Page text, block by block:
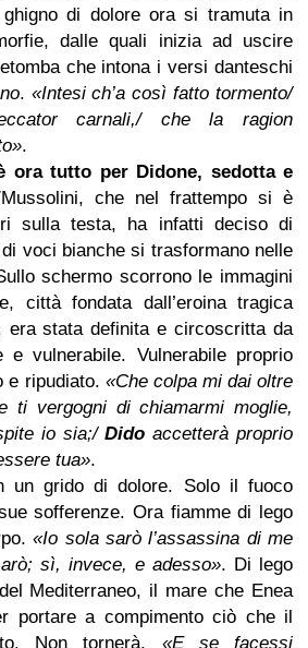
di dolore ora si tramuta in
dalle quali inizia ad uscire
che intona i versi danteschi
. «Intesi ch’a così fatto tormento/
carnali,/ che la ragion
.
ora tutto per Didone, sedotta e
che nel frattempo si è
sulla testa, ha infatti deciso di
voci bianche si trasformano nelle
schermo scorrono le immagini
città fondata dall’eroina tragica
era stata definita e circoscritta da
e vulnerabile. Vulnerabile proprio
e ripudiato. «Che colpa mi dai oltre
ti vergogni di chiamarmi moglie,
io sia;/Dido accetterà proprio
tua».
un grido di dolore. Solo il fuoco
sofferenze. Ora fiamme di lego
«Io sola sarò l’assassina di me
sì, invece, e adesso». Di lego
Mediterraneo, il mare che Enea
portare a compimento ciò che il
Non tornerà. «E se facessi